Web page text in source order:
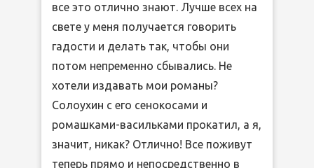
все это отлично знают. Лучше всех на
свете у меня получается говорить
гадости и делать так, чтобы они
потом непременно сбывались. Не
хотели издавать мои романы?
Солоухин с его сенокосами и
ромашками-васильками прокатил, а я,
значит, никак? Отлично! Все поживут
теперь прямо и непосредственно в